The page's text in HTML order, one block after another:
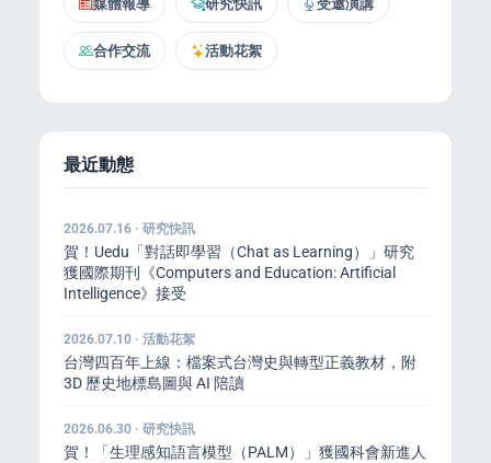
媒體報導 研究快訊 受邀演講
合作交流 活動花絮
最近動態
2026.07.16 · 研究快訊
賀！Uedu「對話即學習（Chat as Learning）」研究
獲國際期刊《Computers and Education: Artificial
Intelligence》接受
2026.07.10 · 活動花絮
台灣四百年上線：檔案式台灣史與轉型正義教材，附
3D 歷史地標島圖與 AI 陪讀
2026.06.30 · 研究快訊
賀！「生理感知語言模型（PALM）」獲國科會新進人